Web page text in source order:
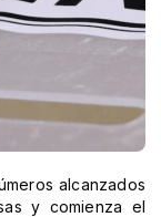
alcanzados
y comienza el